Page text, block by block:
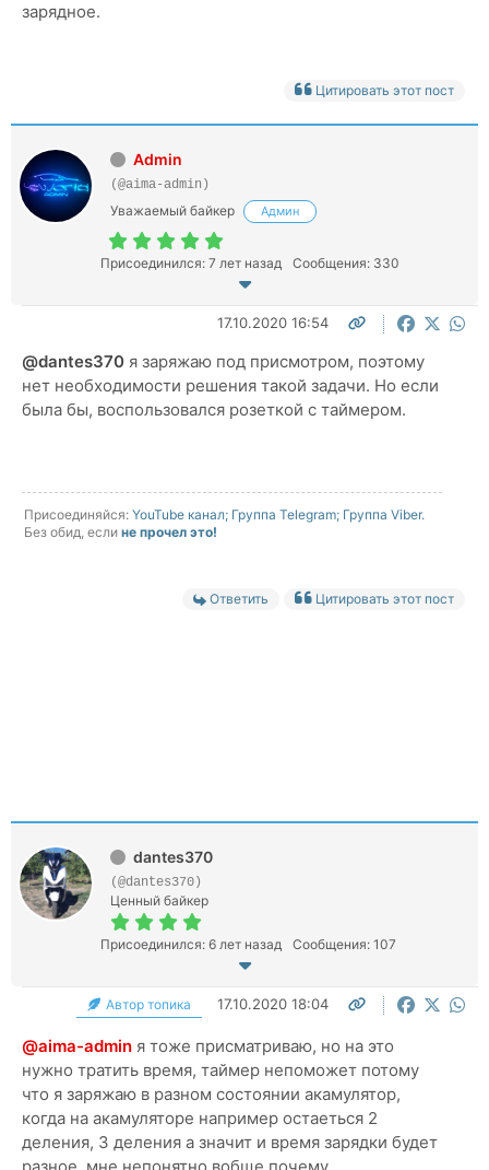
зарядное.
Цитировать этот пост
Admin
(@aima-admin)
Уважаемый байкер Админ
Присоединился: 7 лет назад Сообщения: 330
17.10.2020 16:54
@dantes370 я заряжаю под присмотром, поэтому
нет необходимости решения такой задачи. Но если
была бы, воспользовался розеткой с таймером.
Присоединяйся: YouTube канал; Группа Telegram; Группа Viber.
Без обид, если не прочел это!
Ответить Цитировать этот пост
dantes370
(@dantes370)
Ценный байкер
Присоединился: 6 лет назад Сообщения: 107
Автор топика 17.10.2020 18:04
@aima-admin я тоже присматриваю, но на это
нужно тратить время, таймер непоможет потому
что я заряжаю в разном состоянии акамулятор,
когда на акамуляторе например остаеться 2
деления, 3 деления а значит и время зарядки будет